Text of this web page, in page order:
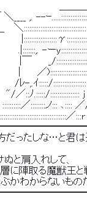
　　＿＿
-ー
_/
:::::/
::::::::::::::::
ノ::: ､::::
／
だったしな…と君
と肩入れして、
陣取る魔獣王と
かわからないもの